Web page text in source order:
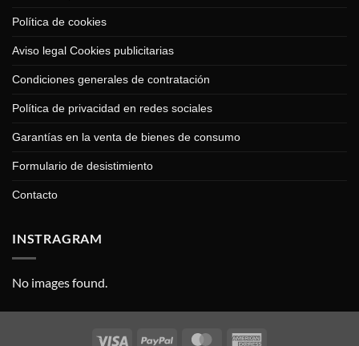
Política de cookies
Aviso legal Cookies publicitarias
Condiciones generales de contratación
Política de privacidad en redes sociales
Garantías en la venta de bienes de consumo
Formulario de desistimiento
Contacto
INSTRAGRAM
No images found.
Visa PayPal MasterCard